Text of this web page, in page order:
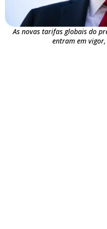
As novas tarifas globais do
entram em